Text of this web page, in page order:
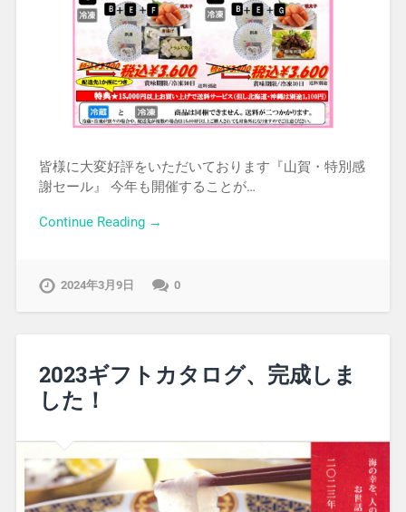
皆様に大変好評をいただいております『山賀・特別感
謝セール』 今年も開催することが…
Continue Reading →
2024年3月9日 0
2023ギフトカタログ、完成しま
した！